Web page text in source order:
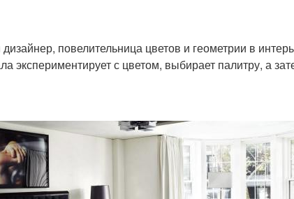
повелительница цветов и геометрии в
экспериментирует с цветом, выбирает палитру, а